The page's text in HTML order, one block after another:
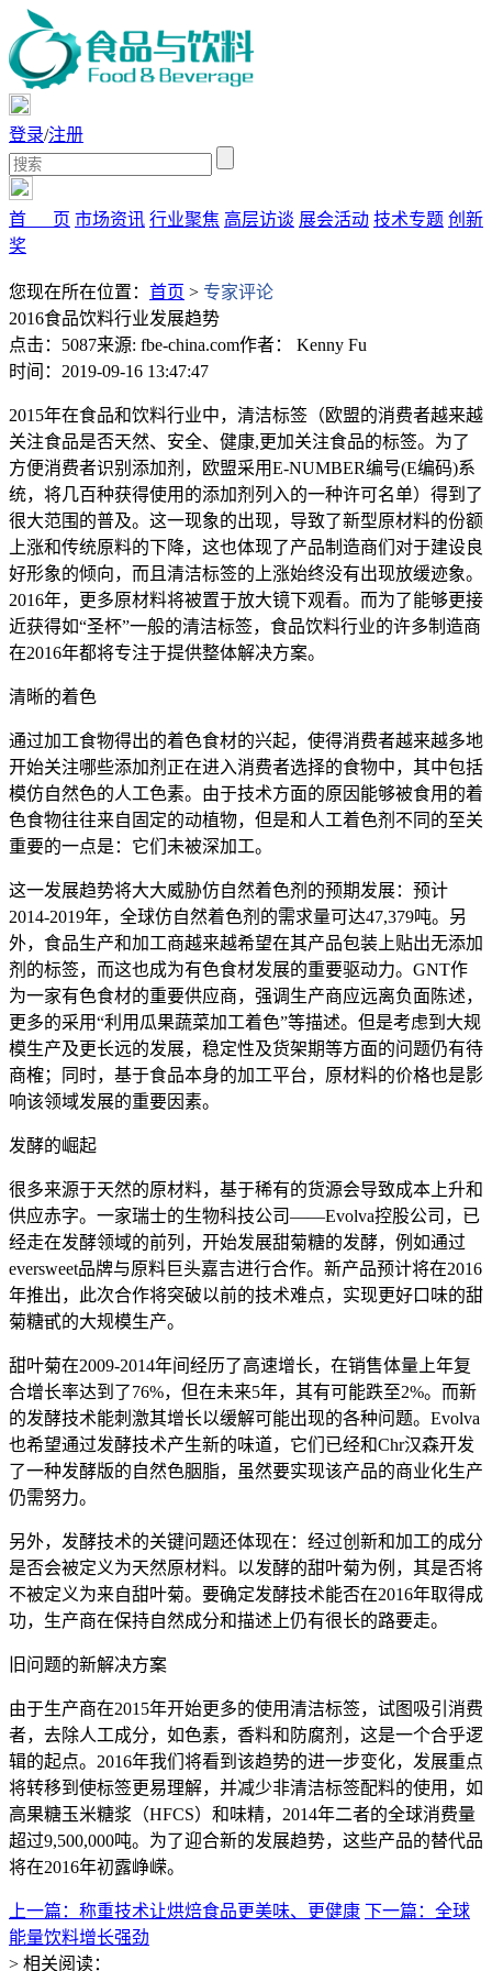
登录/注册
首 页 市场资讯 行业聚焦 高层访谈 展会活动 技术专题 创新
奖
您现在所在位置： 首页 > 专家评论
2016食品饮料行业发展趋势
点击：5087来源: fbe-china.com作者： Kenny Fu
时间：2019-09-16 13:47:47
2015年在食品和饮料行业中，清洁标签（欧盟的消费者越来越
关注食品是否天然、安全、健康,更加关注食品的标签。为了
方便消费者识别添加剂，欧盟采用E-NUMBER编号(E编码)系
统，将几百种获得使用的添加剂列入的一种许可名单）得到了
很大范围的普及。这一现象的出现，导致了新型原材料的份额
上涨和传统原料的下降，这也体现了产品制造商们对于建设良
好形象的倾向，而且清洁标签的上涨始终没有出现放缓迹象。
2016年，更多原材料将被置于放大镜下观看。而为了能够更接
近获得如“圣杯”一般的清洁标签，食品饮料行业的许多制造商
在2016年都将专注于提供整体解决方案。
清晰的着色
通过加工食物得出的着色食材的兴起，使得消费者越来越多地
开始关注哪些添加剂正在进入消费者选择的食物中，其中包括
模仿自然色的人工色素。由于技术方面的原因能够被食用的着
色食物往往来自固定的动植物，但是和人工着色剂不同的至关
重要的一点是：它们未被深加工。
这一发展趋势将大大威胁仿自然着色剂的预期发展：预计
2014-2019年，全球仿自然着色剂的需求量可达47,379吨。另
外，食品生产和加工商越来越希望在其产品包装上贴出无添加
剂的标签，而这也成为有色食材发展的重要驱动力。GNT作
为一家有色食材的重要供应商，强调生产商应远离负面陈述，
更多的采用“利用瓜果蔬菜加工着色”等描述。但是考虑到大规
模生产及更长远的发展，稳定性及货架期等方面的问题仍有待
商榷；同时，基于食品本身的加工平台，原材料的价格也是影
响该领域发展的重要因素。
发酵的崛起
很多来源于天然的原材料，基于稀有的货源会导致成本上升和
供应赤字。一家瑞士的生物科技公司——Evolva控股公司，已
经走在发酵领域的前列，开始发展甜菊糖的发酵，例如通过
eversweet品牌与原料巨头嘉吉进行合作。新产品预计将在2016
年推出，此次合作将突破以前的技术难点，实现更好口味的甜
菊糖甙的大规模生产。
甜叶菊在2009-2014年间经历了高速增长，在销售体量上年复
合增长率达到了76%，但在未来5年，其有可能跌至2%。而新
的发酵技术能刺激其增长以缓解可能出现的各种问题。Evolva
也希望通过发酵技术产生新的味道，它们已经和Chr汉森开发
了一种发酵版的自然色胭脂，虽然要实现该产品的商业化生产
仍需努力。
另外，发酵技术的关键问题还体现在：经过创新和加工的成分
是否会被定义为天然原材料。以发酵的甜叶菊为例，其是否将
不被定义为来自甜叶菊。要确定发酵技术能否在2016年取得成
功，生产商在保持自然成分和描述上仍有很长的路要走。
旧问题的新解决方案
由于生产商在2015年开始更多的使用清洁标签，试图吸引消费
者，去除人工成分，如色素，香料和防腐剂，这是一个合乎逻
辑的起点。2016年我们将看到该趋势的进一步变化，发展重点
将转移到使标签更易理解，并减少非清洁标签配料的使用，如
高果糖玉米糖浆（HFCS）和味精，2014年二者的全球消费量
超过9,500,000吨。为了迎合新的发展趋势，这些产品的替代品
将在2016年初露峥嵘。
上一篇：称重技术让烘焙食品更美味、更健康 下一篇：全球
能量饮料增长强劲
> 相关阅读：